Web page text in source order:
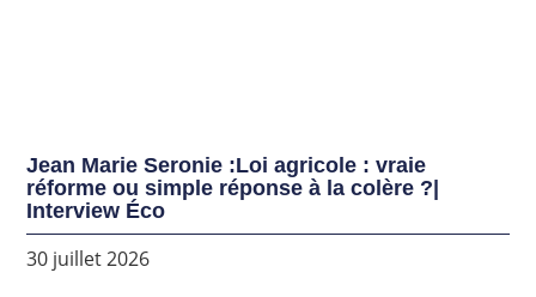
Jean Marie Seronie :Loi agricole : vraie
réforme ou simple réponse à la colère ?|
Interview Éco
30 juillet 2026